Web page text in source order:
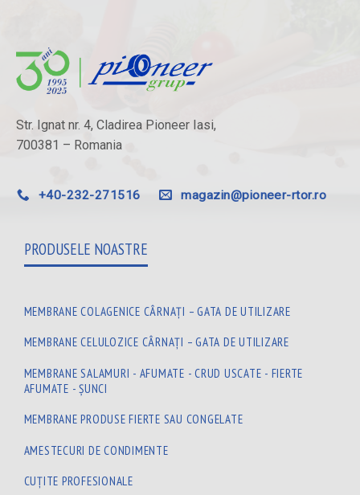
Str. Ignat nr. 4, Cladirea Pioneer Iasi,
700381 – Romania
+40-232-271516 magazin@pioneer-rtor.ro
PRODUSELE NOASTRE
MEMBRANE COLAGENICE CÂRNAȚI – GATA DE UTILIZARE
MEMBRANE CELULOZICE CÂRNAȚI – GATA DE UTILIZARE
MEMBRANE SALAMURI - AFUMATE - CRUD USCATE - FIERTE
AFUMATE - ȘUNCI
MEMBRANE PRODUSE FIERTE SAU CONGELATE
AMESTECURI DE CONDIMENTE
CUȚITE PROFESIONALE